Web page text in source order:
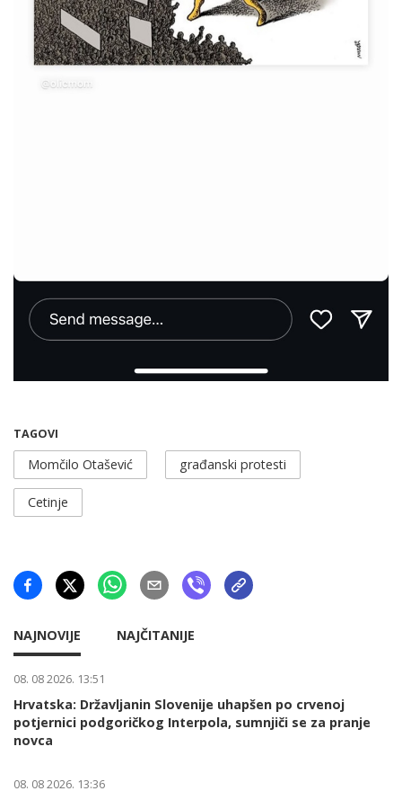
TAGOVI
Momčilo Otašević građanski protesti
Cetinje
NAJNOVIJE NAJČITANIJE
08. 08 2026. 13:51
Hrvatska: Državljanin Slovenije uhapšen po crvenoj
potjernici podgoričkog Interpola, sumnjiči se za pranje
novca
08. 08 2026. 13:36